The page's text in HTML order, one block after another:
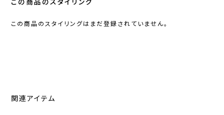
この商品のスタイリング
この商品のスタイリングはまだ登録されていません。
関連アイテム